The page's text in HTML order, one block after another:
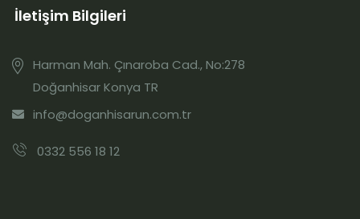
İletişim Bilgileri
Harman Mah. Çınaroba Cad., No:278
Doğanhisar Konya TR
info@doganhisarun.com.tr
0332 556 18 12